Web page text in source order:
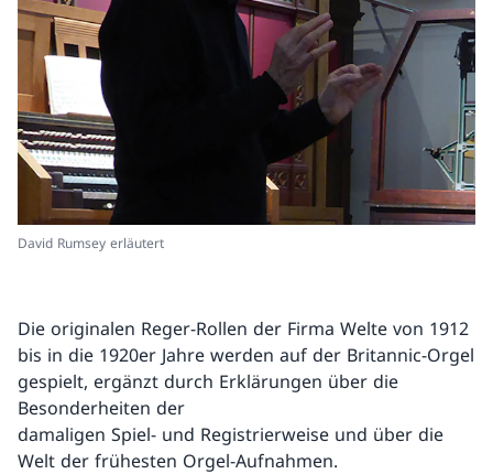
David Rumsey erläutert
Die originalen Reger-Rollen der Firma Welte von 1912
bis in die 1920er Jahre werden auf der Britannic-Orgel
gespielt, ergänzt durch Erklärungen über die
Besonderheiten der
damaligen Spiel- und Registrierweise und über die
Welt der frühesten Orgel-Aufnahmen.